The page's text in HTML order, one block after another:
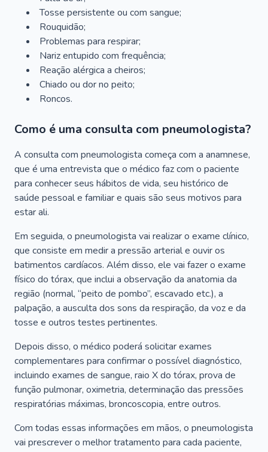
Tosse persistente ou com sangue;
Rouquidão;
Problemas para respirar;
Nariz entupido com frequência;
Reação alérgica a cheiros;
Chiado ou dor no peito;
Roncos.
Como é uma consulta com pneumologista?
A consulta com pneumologista começa com a anamnese,
que é uma entrevista que o médico faz com o paciente
para conhecer seus hábitos de vida, seu histórico de
saúde pessoal e familiar e quais são seus motivos para
estar ali.
Em seguida, o pneumologista vai realizar o exame clínico,
que consiste em medir a pressão arterial e ouvir os
batimentos cardíacos. Além disso, ele vai fazer o exame
físico do tórax, que inclui a observação da anatomia da
região (normal, “peito de pombo”, escavado etc.), a
palpação, a ausculta dos sons da respiração, da voz e da
tosse e outros testes pertinentes.
Depois disso, o médico poderá solicitar exames
complementares para confirmar o possível diagnóstico,
incluindo exames de sangue, raio X do tórax, prova de
função pulmonar, oximetria, determinação das pressões
respiratórias máximas, broncoscopia, entre outros.
Com todas essas informações em mãos, o pneumologista
vai prescrever o melhor tratamento para cada paciente,